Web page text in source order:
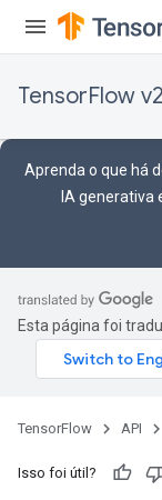
TensorFlow
Aprenda o que há
IA generativa
Esta página foi
TensorFlow API
Isso foi útil?